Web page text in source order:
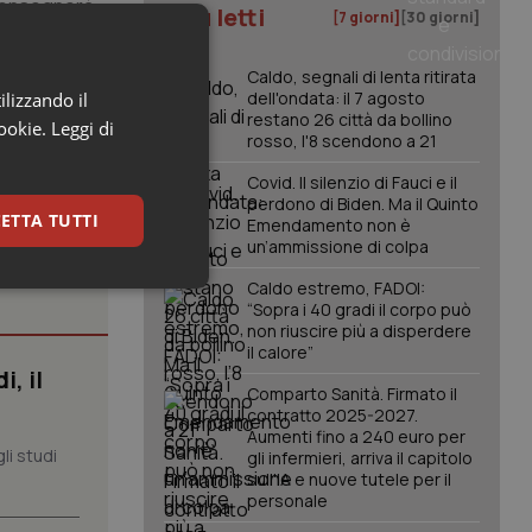
il
studi
I più letti [7 giorni] [30 giorni]
Caldo, segnali di lenta ritirata
dell'ondata: il 7 agosto
restano 26 città da bollino
rosso, l'8 scendono a 21
Covid. Il silenzio di Fauci e il
perdono di Biden. Ma il Quinto
Emendamento non è
un’ammissione di colpa
Caldo estremo, FADOI:
“Sopra i 40 gradi il corpo può
non riuscire più a disperdere
il calore”
Comparto Sanità. Firmato il
contratto 2025-2027.
Aumenti fino a 240 euro per
gli infermieri, arriva il capitolo
sull'IA e nuove tutele per il
personale
il
Leggi di
TUTTI